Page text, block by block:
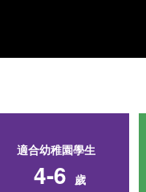
適合幼稚園學生
4-6 歲